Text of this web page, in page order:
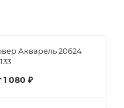
Акварель 20624
1 080 ₽